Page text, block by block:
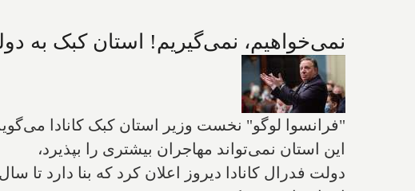
نمی‌خواهیم، نمی‌گیریم! استان کبک به
"فرانسوا لوگو" نخست وزیر استان کبک کانادا
این استان نمی‌تواند مهاجران بیشتری را بپذیرد،